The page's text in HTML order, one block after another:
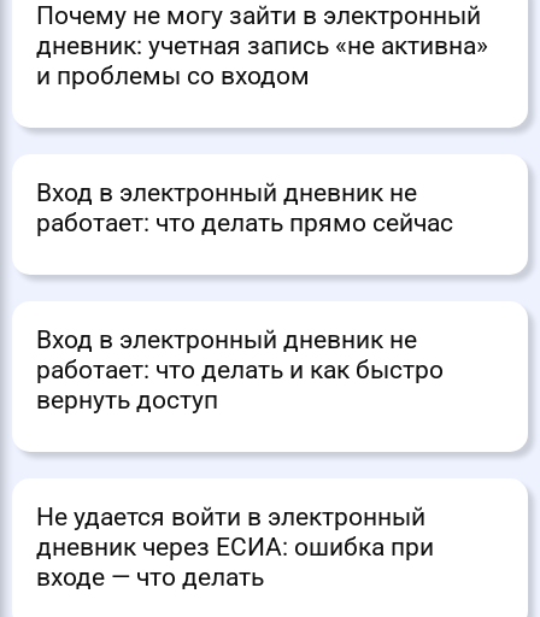
Почему не могу зайти в электронный
дневник: учетная запись «не активна»
и проблемы со входом
Вход в электронный дневник не
работает: что делать прямо сейчас
Вход в электронный дневник не
работает: что делать и как быстро
вернуть доступ
Не удается войти в электронный
дневник через ЕСИА: ошибка при
входе — что делать